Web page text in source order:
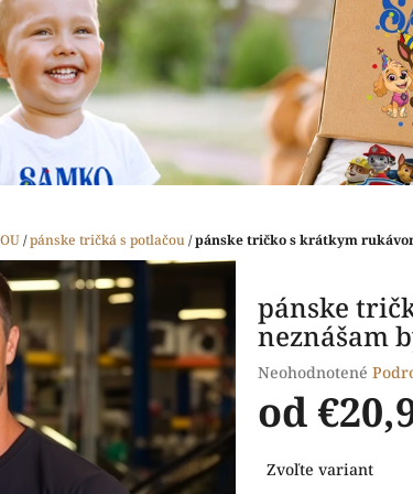
/pánske tričká s potlačou/pánske tričko s krátkym
pánske
neznášam
Priemerné
hodnotenie
produktu
0,0
Neohodnotené
od
cena:
Zvoľte variant